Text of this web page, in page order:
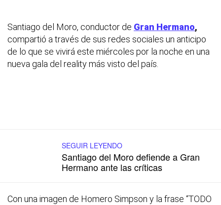
Santiago del Moro, conductor de Gran Hermano,
compartió a través de sus redes sociales un anticipo
de lo que se vivirá este miércoles por la noche en una
nueva gala del reality más visto del país.
SEGUIR LEYENDO
Santiago del Moro defiende a Gran
Hermano ante las críticas
Con una imagen de Homero Simpson y la frase “TODO